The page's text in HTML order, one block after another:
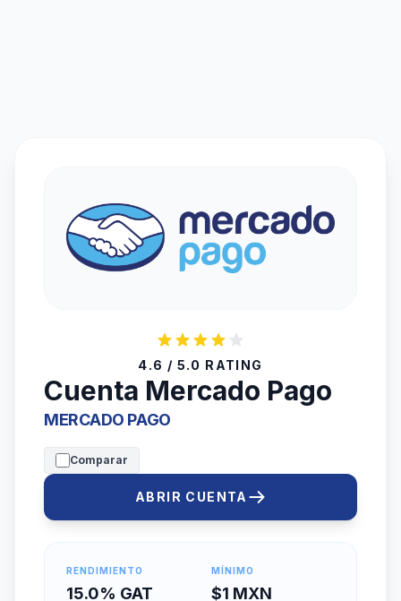
4.6 / 5.0 RATING
Cuenta Mercado Pago
MERCADO PAGO
Comparar
ABRIR CUENTA
RENDIMIENTO
15.0% GAT
MÍNIMO
$1 MXN